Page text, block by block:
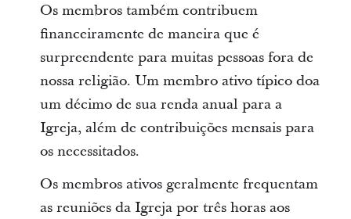
Os membros também contribuem
financeiramente de maneira que é
surpreendente para muitas pessoas fora de
nossa religião. Um membro ativo típico doa
um décimo de sua renda anual para a
Igreja, além de contribuições mensais para
os necessitados.
Os membros ativos geralmente frequentam
as reuniões da Igreja por três horas aos